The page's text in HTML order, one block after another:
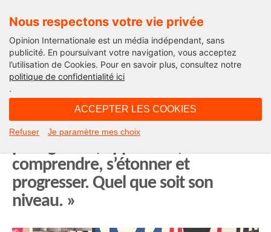
Nous respectons votre vie privée
Opinion Internationale est un média indépendant, sans
publicité. En poursuivant votre navigation, vous acceptez
l’utilisation de Cookies. Pour en savoir plus, consultez notre
politique de confidentialité ici
.
ACCEPTER LES COOKIES
Refuser Je paramètre mes choix
Opinion Sport
Thierry Rey : « Grâce au sport, on
comprendre, s’étonner et
progresser. Quel que soit son
niveau. »